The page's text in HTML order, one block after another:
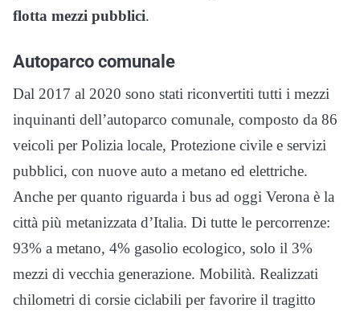
flotta mezzi pubblici.
Autoparco comunale
Dal 2017 al 2020 sono stati riconvertiti tutti i mezzi
inquinanti dell’autoparco comunale, composto da 86
veicoli per Polizia locale, Protezione civile e servizi
pubblici, con nuove auto a metano ed elettriche.
Anche per quanto riguarda i bus ad oggi Verona è la
città più metanizzata d’Italia. Di tutte le percorrenze:
93% a metano, 4% gasolio ecologico, solo il 3%
mezzi di vecchia generazione. Mobilità. Realizzati
chilometri di corsie ciclabili per favorire il tragitto